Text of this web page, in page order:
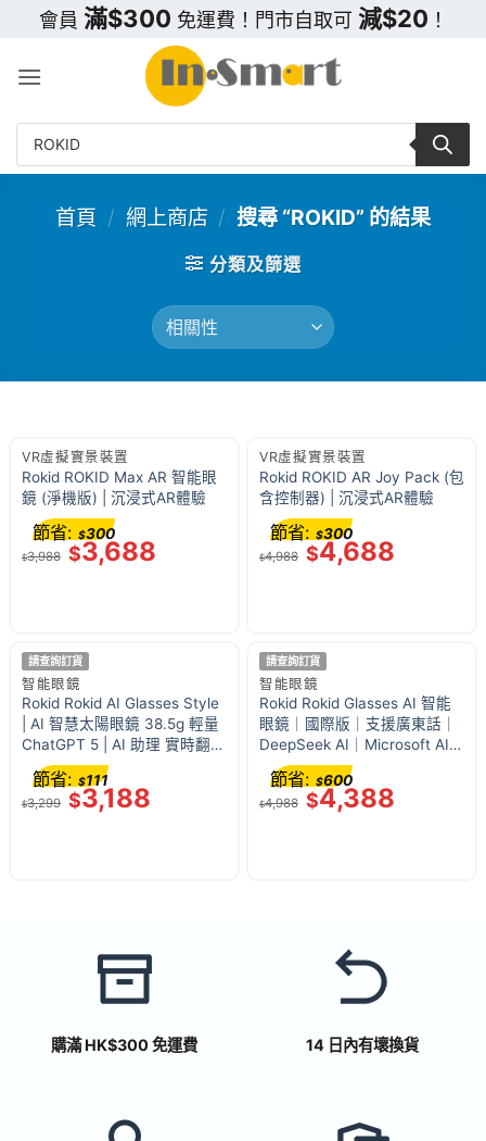
content
會員 滿$300 免運費！門市自取可 減$20 ！
Products
search
首頁 / 網上商店 / 搜尋 “ROKID” 的結果
分類及篩選
VR虛擬實景裝置
Rokid ROKID Max AR 智能眼
鏡 (淨機版) | 沉浸式AR體驗
$3,988 $3,688
節省: $300
VR虛擬實景裝置
Rokid ROKID AR Joy Pack (包
含控制器) | 沉浸式AR體驗
$4,988 $4,688
節省: $300
請查詢訂貨
智能眼鏡
Rokid Rokid AI Glasses Style
| AI 智慧太陽眼鏡 38.5g 輕量
ChatGPT 5 | AI 助理 實時翻譯
12MP POV錄影 全天續航
$3,299 $3,188
節省: $111
請查詢訂貨
智能眼鏡
Rokid Rokid Glasses AI 智能
眼鏡｜國際版｜支援廣東話｜
DeepSeek AI｜Microsoft AI |
樂奇智能眼鏡 | 第一代驍龍
AR1 平台 | 世界最輕的全功能
AI 眼鏡
$4,988 $4,388
節省: $600
購滿 HK$300 免運費 14 日內有壞換貨